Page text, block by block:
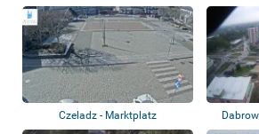
Czeladz - Marktplatz